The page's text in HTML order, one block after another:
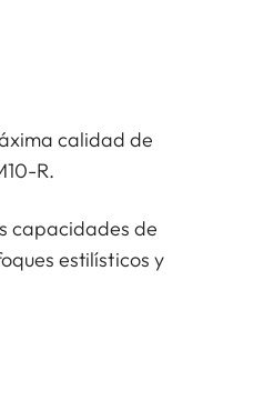
calidad de
R.
capacidades de
estilísticos y